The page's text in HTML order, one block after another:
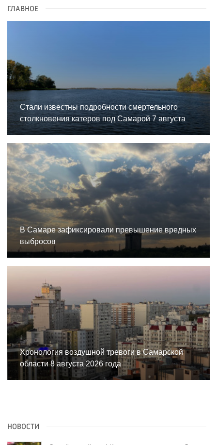
ГЛАВНОЕ
Стали известны подробности смертельного
столкновения катеров под Самарой 7 августа
В Самаре зафиксировали превышение вредных
выбросов
Хронология воздушной тревоги в Самарской
области 8 августа 2026 года
НОВОСТИ